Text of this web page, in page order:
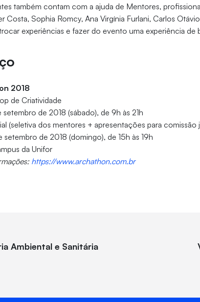
também contam com a ajuda de Mentores,
Costa, Sophia Romcy, Ana Virgínia Furlani, Carlos
experiências e fazer do evento uma experiência de
2018
de Criatividade
setembro de 2018 (sábado), de 9h às 21h
(seletiva dos mentores + apresentações para
setembro de 2018 (domingo), de 15h às 19h
da Unifor
https://www.archathon.com.br
Ambiental e Sanitária